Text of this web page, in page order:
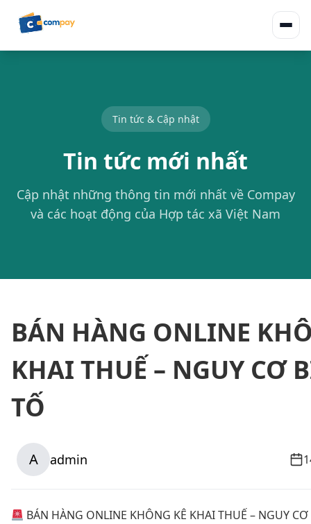
Tin tức & Cập nhật
Tin tức mới nhất
Cập nhật những thông tin mới nhất về Compay
và các hoạt động của Hợp tác xã Việt Nam
BÁN HÀNG ONLINE
KHAI THUẾ – NGUY CƠ
TỐ
A admin
BÁN HÀNG ONLINE KHÔNG KÊ KHAI THUẾ – NGUY